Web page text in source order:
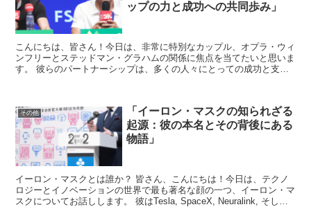
ップの力と成功への共同歩み」
こんにちは、皆さん！今日は、非常に特別なカップル、オプラ・ウィ
ンフリーとステッドマン・グラハムの関係に焦点を当てたいと思いま
す。 彼らのパートナーシップは、多くの人々にとっての成功と支え
その他
「イーロン・マスクの知られざる
起源：彼の本名とその背後にある
物語」
イーロン・マスクとは誰か？ 皆さん、こんにちは！今日は、テクノ
ロジーとイノベーションの世界で最も著名な顔の一つ、イーロン・マ
スクについてお話しします。 彼はTesla, SpaceX, Neuralink, そして